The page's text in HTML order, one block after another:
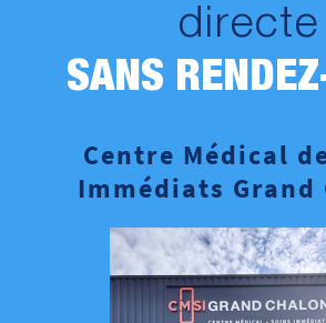
directe
SANS
Centre Médical
Immédiats Grand